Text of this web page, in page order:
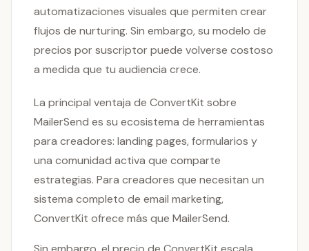
automatizaciones visuales que permiten crear
flujos de nurturing. Sin embargo, su modelo de
precios por suscriptor puede volverse costoso
a medida que tu audiencia crece.
La principal ventaja de ConvertKit sobre
MailerSend es su ecosistema de herramientas
para creadores: landing pages, formularios y
una comunidad activa que comparte
estrategias. Para creadores que necesitan un
sistema completo de email marketing,
ConvertKit ofrece más que MailerSend.